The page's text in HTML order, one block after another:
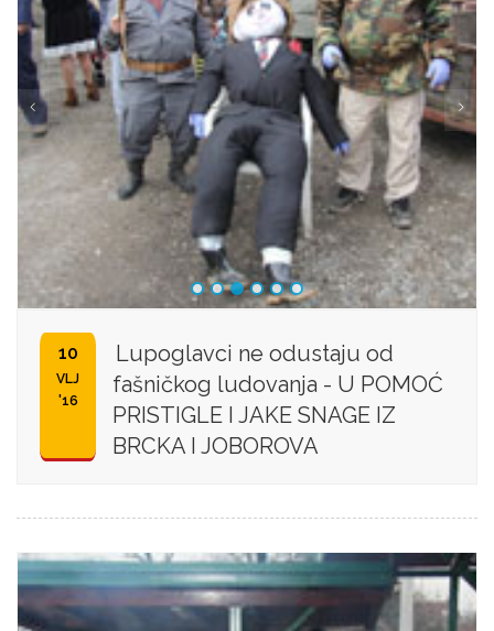
10
VLJ
'16
Lupoglavci ne odustaju od
fašničkog ludovanja - U POMOĆ
PRISTIGLE I JAKE SNAGE IZ
BRCKA I JOBOROVA